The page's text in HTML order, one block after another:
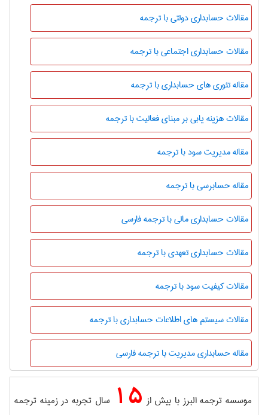
مقالات حسابداری دولتی با ترجمه
مقالات حسابداری اجتماعی با ترجمه
مقاله تئوری های حسابداری با ترجمه
مقالات هزینه یابی بر مبنای فعالیت با ترجمه
مقاله مدیریت سود با ترجمه
مقاله حسابرسی با ترجمه
مقالات حسابداری مالی با ترجمه فارسی
مقالات حسابداری تعهدی با ترجمه
مقالات کیفیت سود با ترجمه
مقالات سیستم های اطلاعات حسابداری با ترجمه
مقاله حسابداری مدیریت با ترجمه فارسی
موسسه ترجمه البرز با بیش از 15 سال تجربه در زمینه ترجمه